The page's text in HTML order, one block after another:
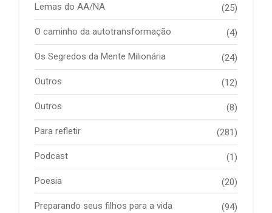
Lemas do AA/NA (25)
O caminho da autotransformação (4)
Os Segredos da Mente Milionária (24)
Outros (12)
Outros (8)
Para refletir (281)
Podcast (1)
Poesia (20)
Preparando seus filhos para a vida (94)